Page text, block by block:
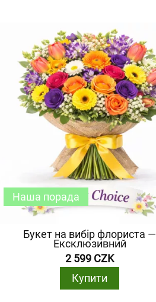
Букет на вибір флориста —
Ексклюзивний
2 599 CZK
Купити
Наша порада